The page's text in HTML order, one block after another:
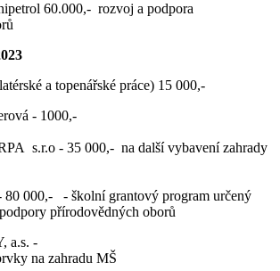
60.000,- rozvoj a podpora
a topenářské práce) 15 000,-
- 1000,-
s.r.o - 35 000,- na další vybavení zahrady
000,- - školní grantový program určený
přírodovědných oborů
a.s. -
na zahradu MŠ